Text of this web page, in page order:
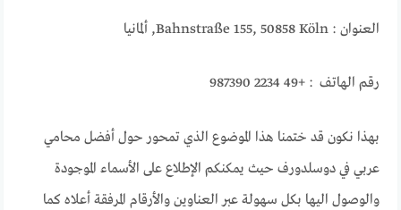
العنوان : Bahnstraße 155, 50858 Köln, ألمانيا
رقم الهاتف : +49 2234 987390
بهذا نكون قد ختمنا هذا الموضوع الذي تمحور حول أفضل محامي
عربي في دوسلدورف حيث يمكنكم الإطلاع على الأسماء الموجودة
والوصول اليها بكل سهولة عبر العناوين والأرقام المرفقة أعلاه كما